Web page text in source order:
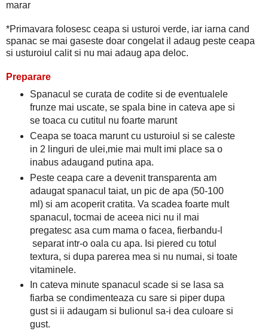
marar
*Primavara folosesc ceapa si usturoi verde, iar iarna cand
spanac se mai gaseste doar congelat il adaug peste ceapa
si usturoiul calit si nu mai adaug apa deloc.
Preparare
Spanacul se curata de codite si de eventualele
frunze mai uscate, se spala bine in cateva ape si
se toaca cu cutitul nu foarte marunt
Ceapa se toaca marunt cu usturoiul si se caleste
in 2 linguri de ulei,mie mai mult imi place sa o
inabus adaugand putina apa.
Peste ceapa care a devenit transparenta am
adaugat spanacul taiat, un pic de apa (50-100
ml) si am acoperit cratita. Va scadea foarte mult
spanacul, tocmai de aceea nici nu il mai
pregatesc asa cum mama o facea, fierbandu-l
separat intr-o oala cu apa. Isi piered cu totul
textura, si dupa parerea mea si nu numai, si toate
vitaminele.
In cateva minute spanacul scade si se lasa sa
fiarba se condimenteaza cu sare si piper dupa
gust si ii adaugam si bulionul sa-i dea culoare si
gust.